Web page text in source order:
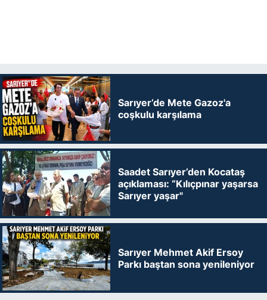
Sarıyer’de Mete Gazoz'a
coşkulu karşılama
Saadet Sarıyer’den Kocataş
açıklaması: “Kılıçpınar yaşarsa
Sarıyer yaşar"
Sarıyer Mehmet Akif Ersoy
Parkı baştan sona yenileniyor